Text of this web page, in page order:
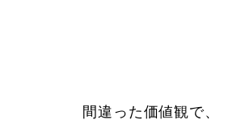
間違った価値観で、